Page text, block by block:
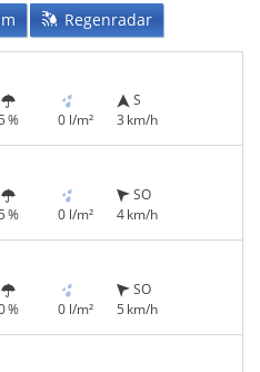
Regenradar
% 0 l/m²
S
3 km/h
% 0 l/m²
SO
4 km/h
% 0 l/m²
SO
5 km/h